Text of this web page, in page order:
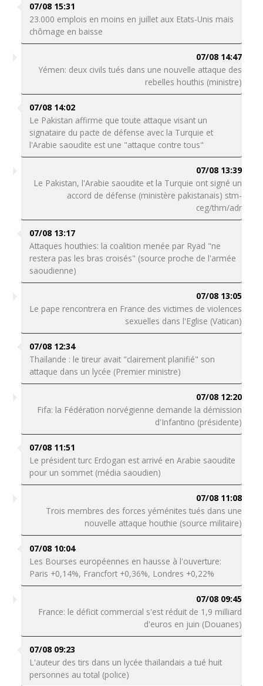
07/08 15:31
23.000 emplois en moins en juillet aux Etats-Unis mais
chômage en baisse
07/08 14:47
Yémen: deux civils tués dans une nouvelle attaque des
rebelles houthis (ministre)
07/08 14:02
Le Pakistan affirme que toute attaque visant un
signataire du pacte de défense avec la Turquie et
l'Arabie saoudite est une "attaque contre tous"
07/08 13:39
Le Pakistan, l'Arabie saoudite et la Turquie ont signé un
accord de défense (ministère pakistanais) stm-
ceg/thm/adr
07/08 13:17
Attaques houthies: la coalition menée par Ryad "ne
restera pas les bras croisés" (source proche de l'armée
saoudienne)
07/08 13:05
Le pape rencontrera en France des victimes de violences
sexuelles dans l'Eglise (Vatican)
07/08 12:34
Thaïlande : le tireur avait "clairement planifié" son
attaque dans un lycée (Premier ministre)
07/08 12:20
Fifa: la Fédération norvégienne demande la démission
d'Infantino (présidente)
07/08 11:51
Le président turc Erdogan est arrivé en Arabie saoudite
pour un sommet (média saoudien)
07/08 11:08
Trois membres des forces yéménites tués dans une
nouvelle attaque houthie (source militaire)
07/08 10:04
Les Bourses européennes en hausse à l'ouverture:
Paris +0,14%, Francfort +0,36%, Londres +0,22%
07/08 09:45
France: le déficit commercial s'est réduit de 1,9 milliard
d'euros en juin (Douanes)
07/08 09:23
L'auteur des tirs dans un lycée thaïlandais a tué huit
personnes au total (police)